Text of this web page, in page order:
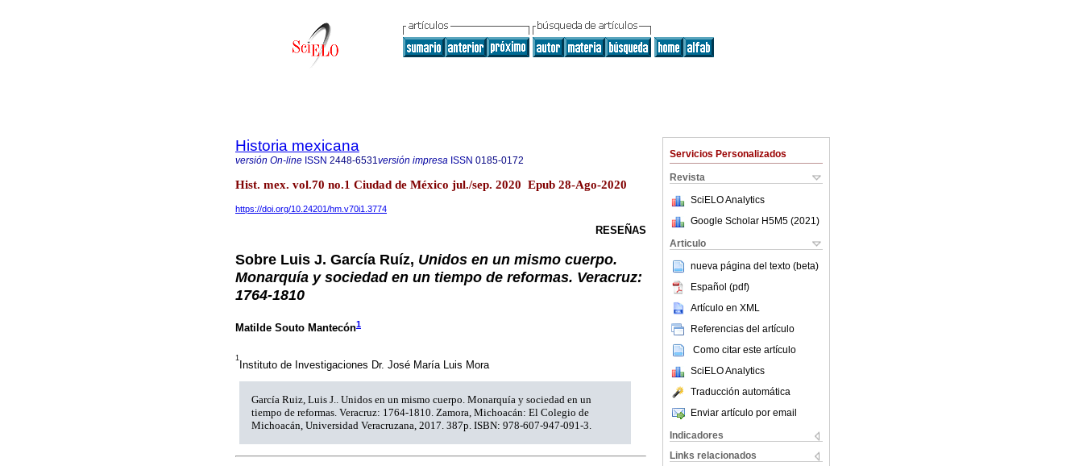
Servicios Personalizados
Revista
SciELO Analytics
Google Scholar H5M5 (2021 )
Articulo
nueva página del texto (beta)
Español (pdf)
Artículo en XML
Referencias del artículo
Como citar este artículo
SciELO Analytics
Traducción automática
Enviar artículo por email
Indicadores
Links relacionados
Historia mexicana
versión On-line ISSN 2448-6531versión impresa ISSN 0185-0172
Hist. mex. vol.70 no.1 Ciudad de México jul./sep. 2020 Epub 28-Ago-2020
https://doi.org/10.24201/hm.v70i1.3774
RESEÑAS
Sobre Luis J. García Ruíz, Unidos en un mismo cuerpo.
Monarquía y sociedad en un tiempo de reformas. Veracruz:
1764-1810
Matilde Souto Mantecón1
1
Instituto de Investigaciones Dr. José María Luis Mora
García Ruiz, Luis J.. Unidos en un mismo cuerpo. Monarquía y sociedad en un
tiempo de reformas. Veracruz: 1764-1810. Zamora, Michoacán: El Colegio de
Michoacán, Universidad Veracruzana, 2017. 387p. ISBN: 978-607-947-091-3.